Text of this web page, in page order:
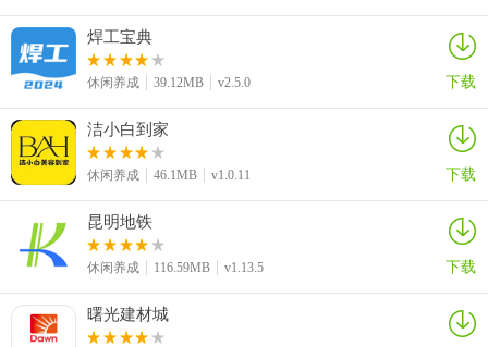
焊工宝典
休闲养成 39.12MB v2.5.0 下载
洁小白到家
休闲养成 46.1MB v1.0.11 下载
昆明地铁
休闲养成 116.59MB v1.13.5 下载
曙光建材城